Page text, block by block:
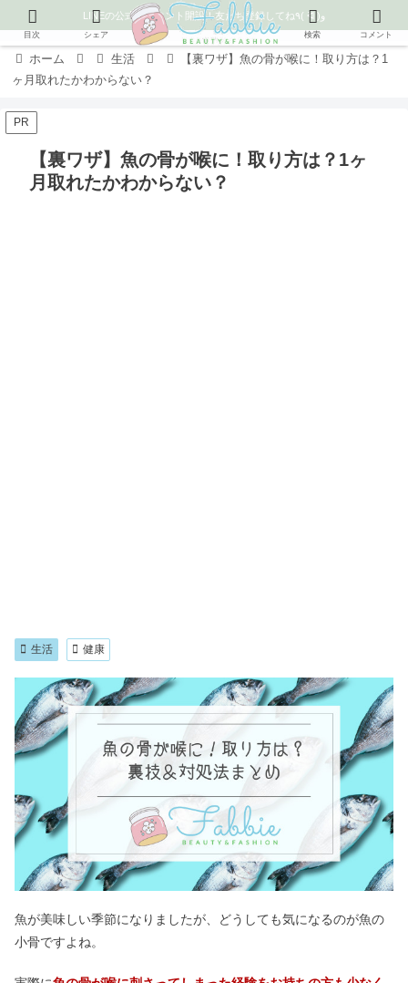
LINEの公式アカウント開設！友だち登録してね٩( ᐛ )و
ホーム 生活
【裏ワザ】魚の骨が喉に！取り方は？1
ヶ月取れたかわからない？
PR
【裏ワザ】魚の骨が喉に！取り方は？1ヶ
月取れたかわからない？
生活 健康
魚が美味しい季節になりましたが、どうしても気になるのが魚の
小骨ですよね。
目次 シェア 検索 コメント